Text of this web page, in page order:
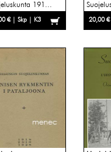
191...
€ | Skp | K3 20,00